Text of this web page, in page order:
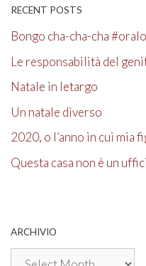
RECENT POSTS
Bongo cha-cha-cha
Le responsabilità del
Natale in letargo
Un natale diverso
2020, o l’anno in cui mia
Questa casa non è un
ARCHIVIO
Archivio